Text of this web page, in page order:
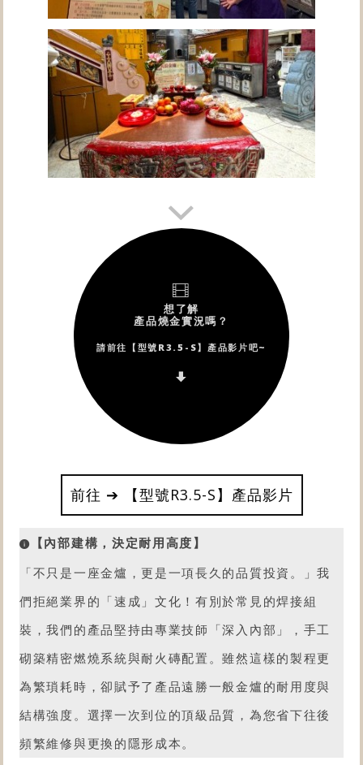
前往 ➔ 【型號R3.5-S】產品影片
【內部建構，決定耐用高度】
「不只是一座金爐，更是一項長久的品質投資。」我
們拒絕業界的「速成」文化！有別於常見的焊接組
裝，我們的產品堅持由專業技師「深入內部」，手工
砌築精密燃燒系統與耐火磚配置。雖然這樣的製程更
為繁瑣耗時，卻賦予了產品遠勝一般金爐的耐用度與
結構強度。選擇一次到位的頂級品質，為您省下往後
頻繁維修與更換的隱形成本。